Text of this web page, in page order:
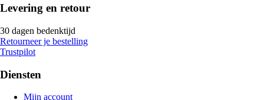
Levering en retour
30 dagen bedenktijd
Retourneer je bestelling
Trustpilot
Diensten
Mijn account